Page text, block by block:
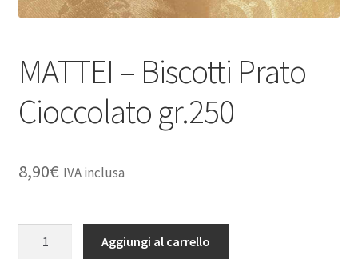
MATTEI – Biscotti Prato
Cioccolato gr.250
8,90€ IVA inclusa
Aggiungi al carrello